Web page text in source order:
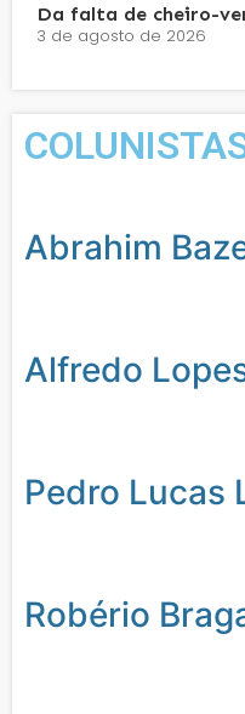
Da falta de cheiro-
3 de agosto de 2026
Abrahim
Alfredo
Pedro Lucas
Robério